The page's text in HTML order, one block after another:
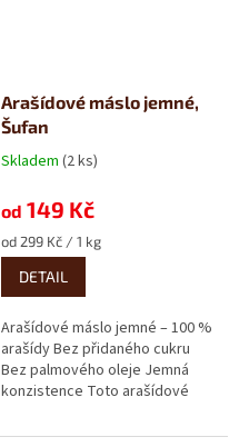
Arašídové máslo jemné,
Šufan
Průměrné
produktu
5,0
5
Skladem (2 ks)
od 149 Kč
Měrná
cena:
od 299 Kč / 1 kg
DETAIL
Arašídové máslo jemné – 100 %
arašídy Bez přidaného cukru
Bez palmového oleje Jemná
konzistence Toto arašídové